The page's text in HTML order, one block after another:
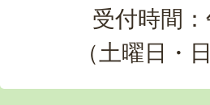
受付時間
（土曜日・